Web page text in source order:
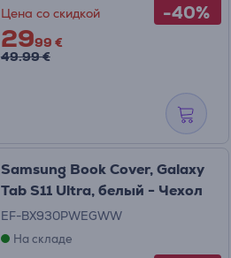
-40%
Цена со скидкой
2999 €
49.99 €
Samsung Book Cover, Galaxy
Tab S11 Ultra, белый - Чехол
EF-BX930PWEGWW
На складе